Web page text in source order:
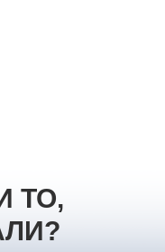
ТО,